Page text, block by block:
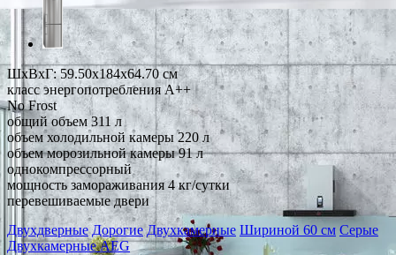
ШхВхГ: 59.50х184х64.70 см
класс энергопотребления A++
No Frost
общий объем 311 л
объем холодильной камеры 220 л
объем морозильной камеры 91 л
однокомпрессорный
мощность замораживания 4 кг/сутки
перевешиваемые двери
Двухдверные Дорогие Двухкамерные Шириной 60 см Серые
Двухкамерные AEG